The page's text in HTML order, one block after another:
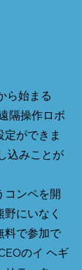
ら始まる
隔操作ロボ
定ができま
込みことが
コンペを開
にいなく
料で参加で
のイ ヘギ